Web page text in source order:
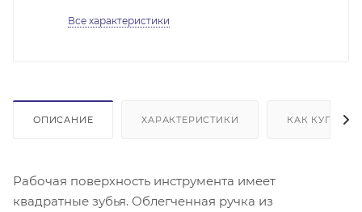
Все характеристики
ОПИСАНИЕ ХАРАКТЕРИСТИКИ КАК КУПИТЬ
Рабочая поверхность инструмента имеет
квадратные зубья. Облегченная ручка из